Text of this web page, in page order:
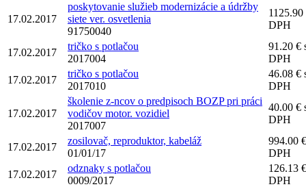
17.02.2017
poskytovanie služieb modernizácie a údržby
siete ver. osvetlenia
91750040
1125.90
DPH
17.02.2017
tričko s potlačou
2017004
91.20 €
DPH
17.02.2017
tričko s potlačou
2017010
46.08 €
DPH
17.02.2017
školenie z-ncov o predpisoch BOZP pri práci
vodičov motor. vozidiel
2017007
40.00 €
DPH
17.02.2017
zosilovač, reproduktor, kabeláž
01/01/17
994.00
DPH
17.02.2017
odznaky s potlačou
0009/2017
126.13
DPH